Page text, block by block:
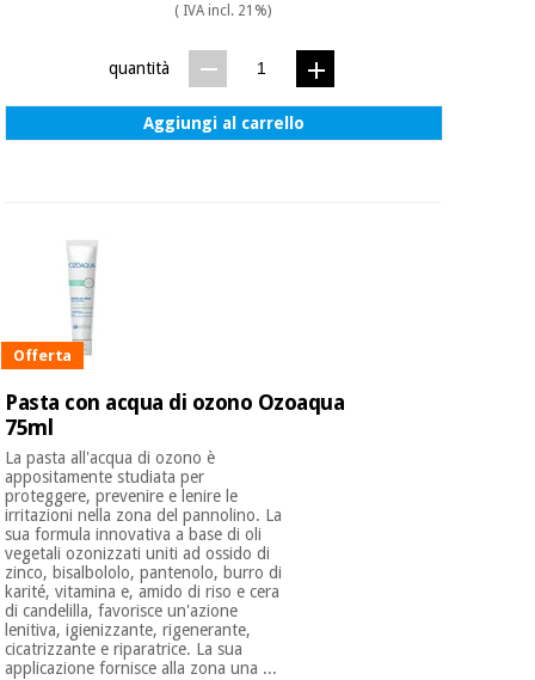
Strumenti
chirurgici
Veterinario
Ortopedia
Strumenti
chirurgici
(liquidazione)
( IVA incl. 21%)
quantità
Aggiungi al carrello
Offerta
Pasta con acqua di ozono Ozoaqua
75ml
La pasta all'acqua di ozono è
appositamente studiata per
proteggere, prevenire e lenire le
irritazioni nella zona del pannolino. La
sua formula innovativa a base di oli
vegetali ozonizzati uniti ad ossido di
zinco, bisalbololo, pantenolo, burro di
karité, vitamina e, amido di riso e cera
di candelilla, favorisce un'azione
lenitiva, igienizzante, rigenerante,
cicatrizzante e riparatrice. La sua
applicazione fornisce alla zona una ...